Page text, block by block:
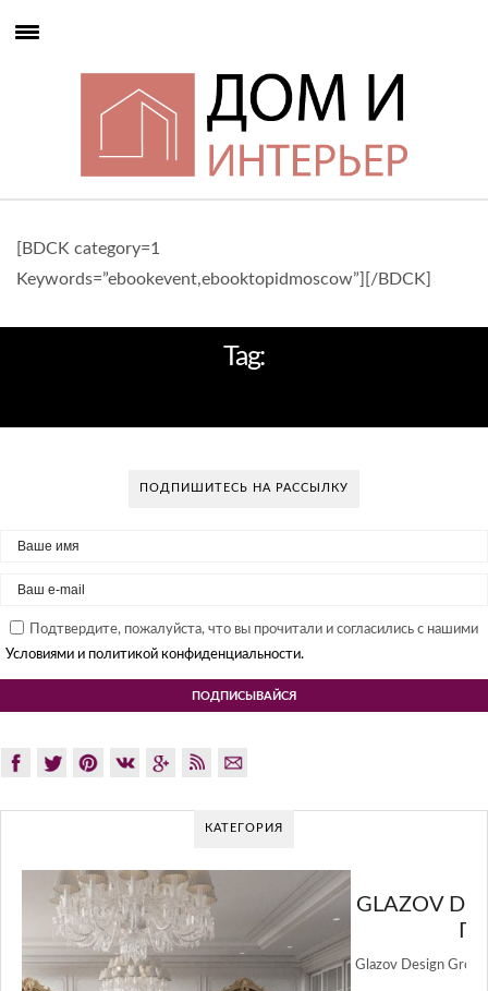
[BDCK category=1
Keywords=”ebookevent,ebooktopidmoscow”][/BDCK]
Tag:
ПОДПИШИТЕСЬ НА РАССЫЛКУ
Подтвердите, пожалуйста, что вы прочитали и согласились с нашими
Условиями и политикой конфиденциальности.
КАТЕГОРИЯ